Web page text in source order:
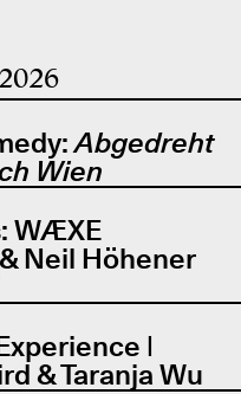
Abgedreht
Wien
WÆXE
Neil Höhener
|
& Taranja Wu